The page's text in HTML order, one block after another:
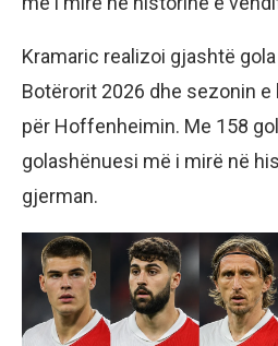
Kramaric realizoi gjashtë
Botërorit 2026 dhe sezonin e
për Hoffenheimin. Me 158
golashënuesi më i mirë në
gjerman.